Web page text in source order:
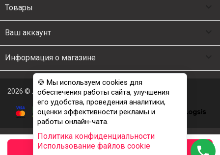
Товары
Ваш аккаунт
Информация о магазине
2026 © Люкс Постель
🍪 Мы используем cookies для
обеспечения работы сайта, улучшения
его удобства, проведения аналитики,
оценки эффективности рекламы и
работы онлайн-чата.
Политика конфиденциальности
Использование файлов cookie
phone
заказать